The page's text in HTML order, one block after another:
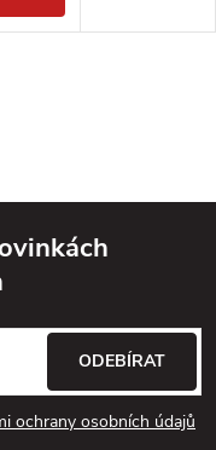
ochrany osobních údajů
ODEBÍRAT